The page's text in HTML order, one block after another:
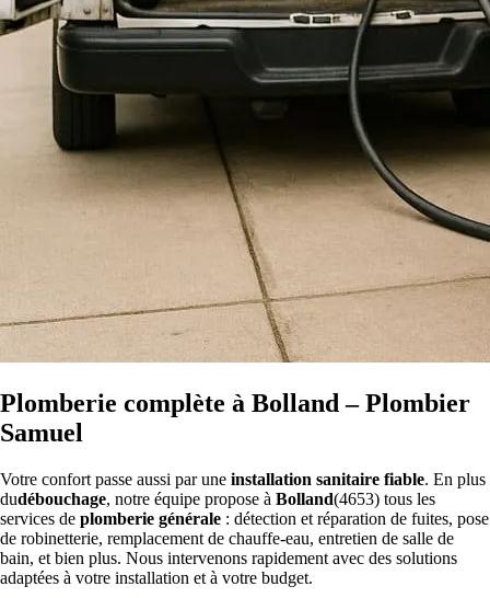
Plomberie complète à Bolland – Plombier
Samuel
Votre confort passe aussi par une installation sanitaire fiable. En plus
dudébouchage, notre équipe propose à Bolland(4653) tous les
services de plomberie générale : détection et réparation de fuites, pose
de robinetterie, remplacement de chauffe-eau, entretien de salle de
bain, et bien plus. Nous intervenons rapidement avec des solutions
adaptées à votre installation et à votre budget.